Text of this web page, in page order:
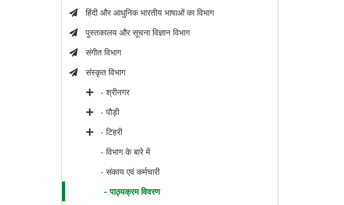
हिंदी और आधुनिक भारतीय भाषाओं का विभाग
पुस्तकालय और सूचना विज्ञान विभाग
संगीत विभाग
संस्कृत विभाग
- श्रीनगर
- पौड़ी
- टिहरी
- विभाग के बारे में
- संकाय एवं कर्मचारी
- पाठ्यक्रम विवरण